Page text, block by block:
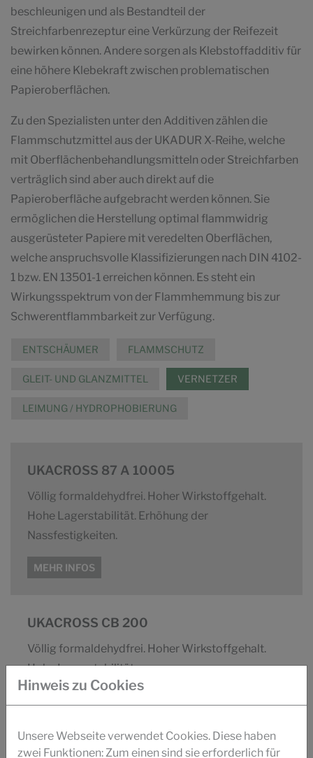
beschleunigen und als Bestandteil der
Streichfarbenrezeptur eine Verkürzung der Reifezeit
bewirken können. Andere sorgen als Klebstoffadditiv für
eine höhere Klebekraft zwischen problematischen
Papieroberflächen.
Zu den Spezialisten unter den Additiven zählen die
Flammschutzmittel aus der UKADUR X-Reihe, welche
mit Oberflächenbehandlungsmitteln oder Streichfarben
verträglich sind aber auch direkt auf die
Papieroberfläche aufgebracht werden können. Sie
ermöglichen die Herstellung optimal flammwidrig
ausgerüsteter Papiere mit veredelten Oberflächen,
welche anspruchsvolle Klassifizierungen nach DIN 4102-
1 bzw. EN 13501-1 erreichen können. Es steht ein
Wirkungsspektrum von der Flammhemmung bis zur
Schwerentflammbarkeit zur Verfügung.
ENTSCHÄUMER FLAMMSCHUTZ
GLEIT- UND GLANZMITTEL VERNETZER
LEIMUNG / HYDROPHOBIERUNG
UKACROSS 87 A 10005
Völlig formaldehydfrei. Hoher Wirkstoffgehalt.
Hohe Lagerstabilität. Erhöhung der
Nassfestigkeiten.
MEHR INFOS
UKACROSS CB 200
Völlig formaldehydfrei. Hoher Wirkstoffgehalt.
Hohe Lagerstabilität.
Hinweis zu Cookies
Unsere Webseite verwendet Cookies. Diese haben
zwei Funktionen: Zum einen sind sie erforderlich für